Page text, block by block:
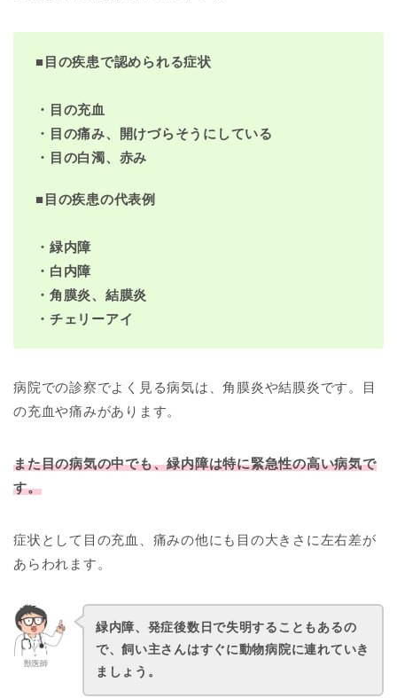
■ 目の疾患で認められる症状
・目の充血
・目の痛み、開けづらそうにしている
・目の白濁、赤み
■ 目の疾患の代表例
・緑内障
・白内障
・角膜炎、結膜炎
・チェリーアイ
病院での診察でよく見る病気は、角膜炎や結膜炎です。目
の充血や痛みがあります。
また目の病気の中でも、緑内障は特に緊急性の高い病気で
す。
症状として目の充血、痛みの他にも目の大きさに左右差が
あらわれます。
獣医師
緑内障、発症後数日で失明することもあるの
で、飼い主さんはすぐに動物病院に連れていき
ましょう。